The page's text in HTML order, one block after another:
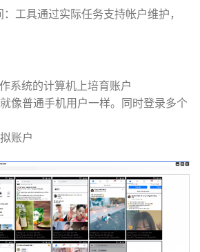
工具通过实际任务支持帐户维护，
系统的计算机上培育账户
像普通手机用户一样。同时登录多个
账户